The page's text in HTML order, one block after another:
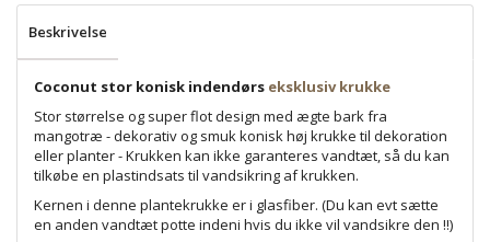
Beskrivelse
Coconut stor konisk indendørs eksklusiv krukke
Stor størrelse og super flot design med ægte bark fra
mangotræ - dekorativ og smuk konisk høj krukke til dekoration
eller planter - Krukken kan ikke garanteres vandtæt, så du kan
tilkøbe en plastindsats til vandsikring af krukken.
Kernen i denne plantekrukke er i glasfiber. (Du kan evt sætte
en anden vandtæt potte indeni hvis du ikke vil vandsikre den !!)